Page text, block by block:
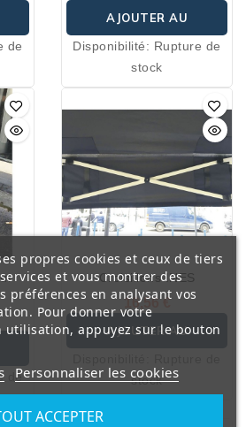
de
AJOUTER AU
PANIER
Disponibilité: Rupture de
stock
de
Croisillons INES
16,56 €
AJOUTER AU
PANIER
stock
propres cookies et ceux de tiers
et vous montrer des
préférences en analysant vos
Pour donner votre
utilisation, appuyez sur le bouton
Personnaliser les cookies
ACCEPTER